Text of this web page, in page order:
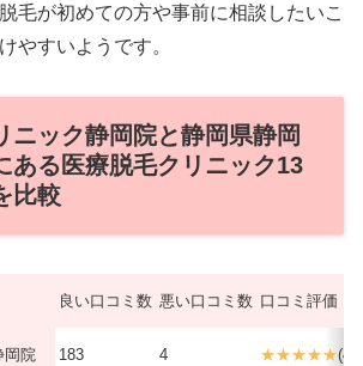
毛が初めての方や事前に相談したいこ
やすいようです。
ニック静岡院と静岡県静岡
ある医療脱毛クリニック13
比較
良い口コミ数 悪い口コミ数 口コミ評価
岡院 183 4 ★★★★★